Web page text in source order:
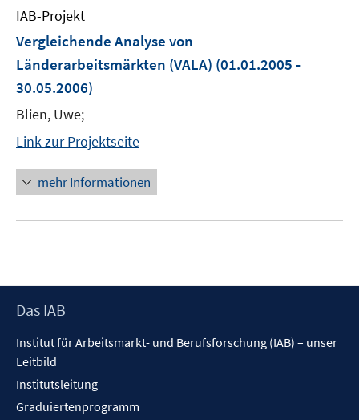
IAB-Projekt
Vergleichende Analyse von
Länderarbeitsmärkten (VALA) (01.01.2005 -
30.05.2006)
Blien, Uwe;
Link zur Projektseite
mehr Informationen
Footer
Das IAB
Institut für Arbeitsmarkt- und Berufsforschung (IAB) – unser
Leitbild
Institutsleitung
Graduiertenprogramm